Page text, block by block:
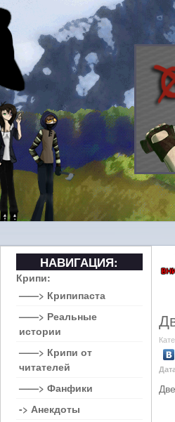
НАВИГАЦИЯ:
Крипи:
——> Крипипаста
——> Реальные
истории
——> Крипи от
читателей
——> Фанфики
-> Анекдоты